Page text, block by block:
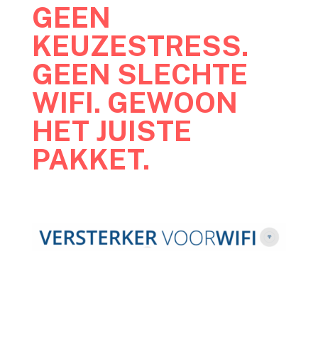
GEEN
KEUZESTRESS.
GEEN SLECHTE
WIFI. GEWOON
HET JUISTE
PAKKET.